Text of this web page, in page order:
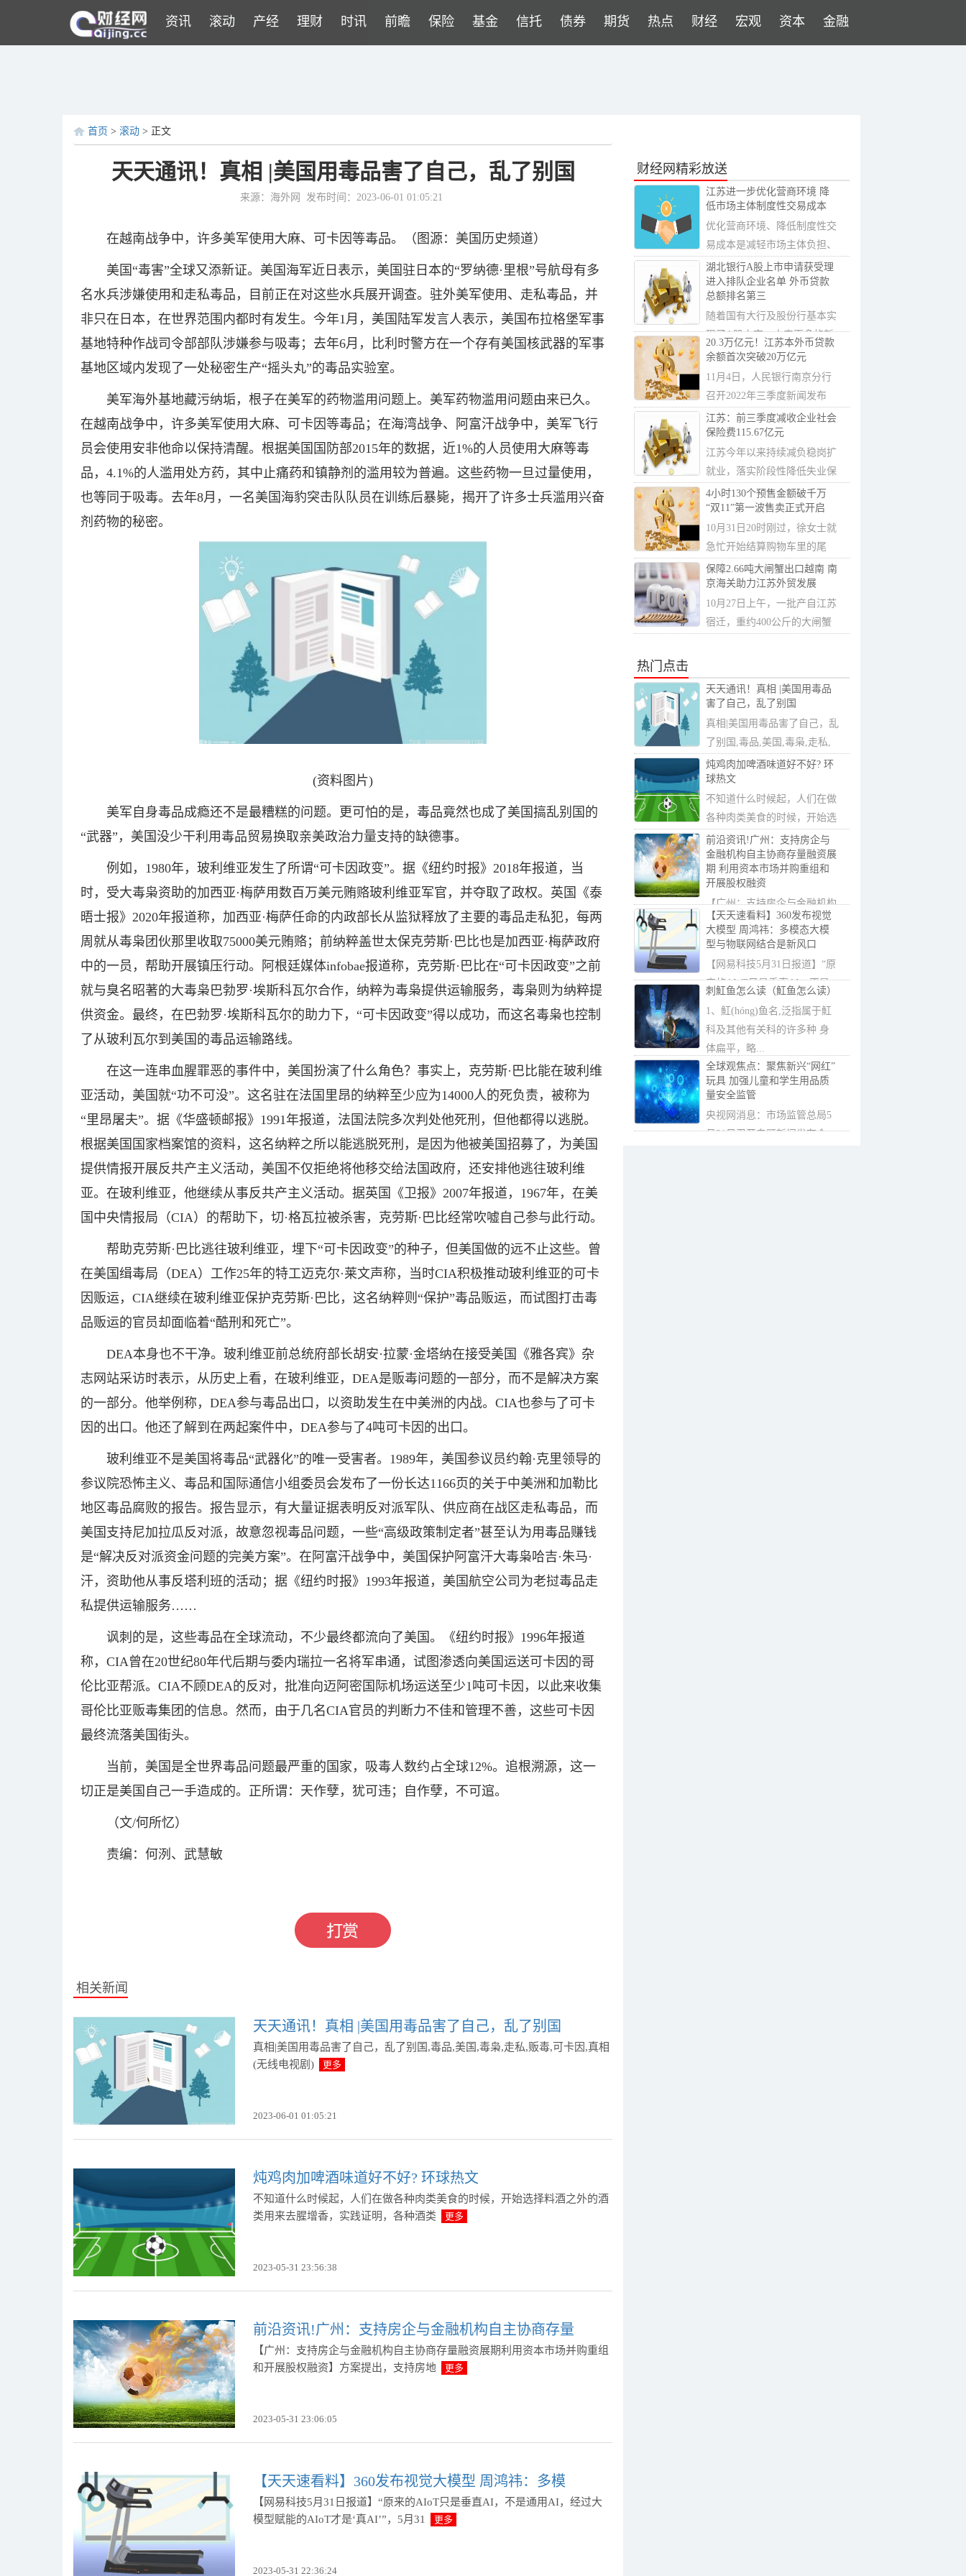
资讯 滚动 产经 理财 时讯 前瞻 保险 基金 信托 债券 期货 热点 财经 宏观 资本 金融
首页 > 滚动 > 正文
天天通讯！真相 |美国用毒品害了自己，乱了别国
来源：海外网 发布时间：2023-06-01 01:05:21
在越南战争中，许多美军使用大麻、可卡因等毒品。（图源：美国历史频道）
美国“毒害”全球又添新证。美国海军近日表示，美国驻日本的“罗纳德·里根”号航母有多
名水兵涉嫌使用和走私毒品，目前正在对这些水兵展开调查。驻外美军使用、走私毒品，并
非只在日本，在世界范围内都时有发生。今年1月，美国陆军发言人表示，美国布拉格堡军事
基地特种作战司令部部队涉嫌参与吸毒；去年6月，比利时警方在一个存有美国核武器的军事
基地区域内发现了一处秘密生产“摇头丸”的毒品实验室。
美军海外基地藏污纳垢，根子在美军的药物滥用问题上。美军药物滥用问题由来已久。
在越南战争中，许多美军使用大麻、可卡因等毒品；在海湾战争、阿富汗战争中，美军飞行
员会使用安非他命以保持清醒。根据美国国防部2015年的数据，近1%的人员使用大麻等毒
品，4.1%的人滥用处方药，其中止痛药和镇静剂的滥用较为普遍。这些药物一旦过量使用，
也等同于吸毒。去年8月，一名美国海豹突击队队员在训练后暴毙，揭开了许多士兵滥用兴奋
剂药物的秘密。
(资料图片)
美军自身毒品成瘾还不是最糟糕的问题。更可怕的是，毒品竟然也成了美国搞乱别国的
“武器”，美国没少干利用毒品贸易换取亲美政治力量支持的缺德事。
例如，1980年，玻利维亚发生了所谓“可卡因政变”。据《纽约时报》2018年报道，当
时，受大毒枭资助的加西亚·梅萨用数百万美元贿赂玻利维亚军官，并夺取了政权。英国《泰
晤士报》2020年报道称，加西亚·梅萨任命的内政部长从监狱释放了主要的毒品走私犯，每两
周就从毒枭团伙那里收取75000美元贿赂；前纳粹盖世太保克劳斯·巴比也是加西亚·梅萨政府
中的一员，帮助开展镇压行动。阿根廷媒体infobae报道称，克劳斯·巴比在“可卡因政变”之前
就与臭名昭著的大毒枭巴勃罗·埃斯科瓦尔合作，纳粹为毒枭提供运输服务，毒枭则为纳粹提
供资金。最终，在巴勃罗·埃斯科瓦尔的助力下，“可卡因政变”得以成功，而这名毒枭也控制
了从玻利瓦尔到美国的毒品运输路线。
在这一连串血腥罪恶的事件中，美国扮演了什么角色？事实上，克劳斯·巴比能在玻利维
亚活动，美国就“功不可没”。这名驻在法国里昂的纳粹至少应为14000人的死负责，被称为
“里昂屠夫”。据《华盛顿邮报》1991年报道，法国法院多次判处他死刑，但他都得以逃脱。
根据美国国家档案馆的资料，这名纳粹之所以能逃脱死刑，是因为他被美国招募了，为美国
提供情报开展反共产主义活动，美国不仅拒绝将他移交给法国政府，还安排他逃往玻利维
亚。在玻利维亚，他继续从事反共产主义活动。据英国《卫报》2007年报道，1967年，在美
国中央情报局（CIA）的帮助下，切·格瓦拉被杀害，克劳斯·巴比经常吹嘘自己参与此行动。
帮助克劳斯·巴比逃往玻利维亚，埋下“可卡因政变”的种子，但美国做的远不止这些。曾
在美国缉毒局（DEA）工作25年的特工迈克尔·莱文声称，当时CIA积极推动玻利维亚的可卡
因贩运，CIA继续在玻利维亚保护克劳斯·巴比，这名纳粹则“保护”毒品贩运，而试图打击毒
品贩运的官员却面临着“酷刑和死亡”。
DEA本身也不干净。玻利维亚前总统府部长胡安·拉蒙·金塔纳在接受美国《雅各宾》杂
志网站采访时表示，从历史上看，在玻利维亚，DEA是贩毒问题的一部分，而不是解决方案
的一部分。他举例称，DEA参与毒品出口，以资助发生在中美洲的内战。CIA也参与了可卡
因的出口。他还了解到在两起案件中，DEA参与了4吨可卡因的出口。
玻利维亚不是美国将毒品“武器化”的唯一受害者。1989年，美国参议员约翰·克里领导的
参议院恐怖主义、毒品和国际通信小组委员会发布了一份长达1166页的关于中美洲和加勒比
地区毒品腐败的报告。报告显示，有大量证据表明反对派军队、供应商在战区走私毒品，而
美国支持尼加拉瓜反对派，故意忽视毒品问题，一些“高级政策制定者”甚至认为用毒品赚钱
是“解决反对派资金问题的完美方案”。在阿富汗战争中，美国保护阿富汗大毒枭哈吉·朱马·
汗，资助他从事反塔利班的活动；据《纽约时报》1993年报道，美国航空公司为老挝毒品走
私提供运输服务……
讽刺的是，这些毒品在全球流动，不少最终都流向了美国。《纽约时报》1996年报道
称，CIA曾在20世纪80年代后期与委内瑞拉一名将军串通，试图渗透向美国运送可卡因的哥
伦比亚帮派。CIA不顾DEA的反对，批准向迈阿密国际机场运送至少1吨可卡因，以此来收集
哥伦比亚贩毒集团的信息。然而，由于几名CIA官员的判断力不佳和管理不善，这些可卡因
最终流落美国街头。
当前，美国是全世界毒品问题最严重的国家，吸毒人数约占全球12%。追根溯源，这一
切正是美国自己一手造成的。正所谓：天作孽，犹可违；自作孽，不可逭。
（文/何所忆）
责编：何洌、武慧敏
相关新闻
天天通讯！真相 |美国用毒品害了自己，乱了别国
真相|美国用毒品害了自己，乱了别国,毒品,美国,毒枭,走私,贩毒,可卡因,真相
(无线电视剧)
更多
2023-06-01 01:05:21
炖鸡肉加啤酒味道好不好? 环球热文
不知道什么时候起，人们在做各种肉类美食的时候，开始选择料酒之外的酒
类用来去腥增香，实践证明，各种酒类
更多
2023-05-31 23:56:38
前沿资讯!广州：支持房企与金融机构自主协商存量
【广州：支持房企与金融机构自主协商存量融资展期利用资本市场并购重组
和开展股权融资】方案提出，支持房地
更多
2023-05-31 23:06:05
【天天速看料】360发布视觉大模型 周鸿祎：多模
【网易科技5月31日报道】“原来的AIoT只是垂直AI，不是通用AI，经过大
模型赋能的AIoT才是‘真AI’”，5月31
更多
2023-05-31 22:36:24
财经网精彩放送
江苏进一步优化营商环境 降
低市场主体制度性交易成本
优化营商环境、降低制度性交
易成本是减轻市场主体负担、
激发活力的...
湖北银行A股上市申请获受理
进入排队企业名单 外币贷款
总额排名第三
随着国有大行及股份行基本实
现了A股上市，未来更多的新
上市银行也只...
20.3万亿元！江苏本外币贷款
余额首次突破20万亿元
11月4日，人民银行南京分行
召开2022年三季度新闻发布
会，通报了三季...
江苏：前三季度减收企业社会
保险费115.67亿元
江苏今年以来持续减负稳岗扩
就业，落实阶段性降低失业保
险和工伤保...
4小时130个预售金额破千万
“双11”第一波售卖正式开启
10月31日20时刚过，徐女士就
急忙开始结算购物车里的尾
款。她告诉记...
保障2.66吨大闸蟹出口越南 南
京海关助力江苏外贸发展
10月27日上午，一批产自江苏
宿迁，重约400公斤的大闸蟹
热门点击
天天通讯！真相 |美国用毒品
害了自己，乱了别国
真相|美国用毒品害了自己，乱
了别国,毒品,美国,毒枭,走私,
贩毒,可卡...
炖鸡肉加啤酒味道好不好? 环
球热文
不知道什么时候起，人们在做
各种肉类美食的时候，开始选
择料酒之外...
前沿资讯!广州：支持房企与
金融机构自主协商存量融资展
期 利用资本市场并购重组和
开展股权融资
【广州：支持房企与金融机构
自主协商存量融资展期利用资
本市场并购...
【天天速看料】360发布视觉
大模型 周鸿祎：多模态大模
型与物联网结合是新风口
【网易科技5月31日报道】“原
来的AIoT只是垂直AI，不是
刺魟鱼怎么读（魟鱼怎么读）
1、魟(hóng)鱼名,泛指属于魟
科及其他有关科的许多种 身
体扁平，略...
全球观焦点：聚焦新兴“网红”
玩具 加强儿童和学生用品质
量安全监管
央视网消息：市场监管总局5
月31日召开专题新闻发布会，